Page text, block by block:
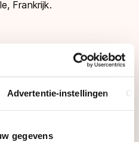
Advertentie-instellingen
gegevens
Frankrijk.